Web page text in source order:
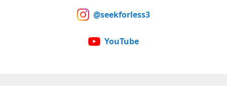
@seekforless3
YouTube